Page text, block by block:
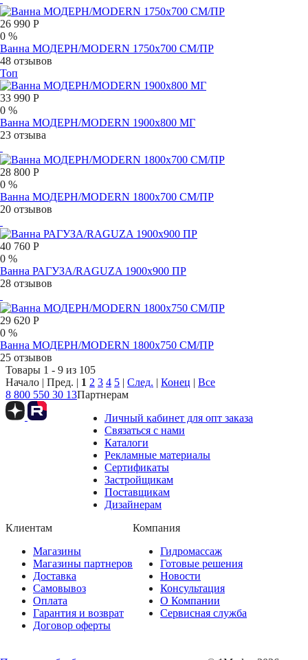
26 990 Р
0 %
Ванна МОДЕРН/MODERN 1750х700 СМ/ПР
48 отзывов
Топ
33 990 Р
0 %
Ванна МОДЕРН/MODERN 1900х800 МГ
23 отзыва
28 800 Р
0 %
Ванна МОДЕРН/MODERN 1800х700 СМ/ПР
20 отзывов
40 760 Р
0 %
Ванна РАГУЗА/RAGUZA 1900х900 ПР
28 отзывов
29 620 Р
0 %
Ванна МОДЕРН/MODERN 1800х750 СМ/ПР
25 отзывов
Товары 1 - 9 из 105
Начало | Пред. | 1 2 3 4 5 | След. | Конец | Все
8 800 550 30 13Партнерам
Личный кабинет для опт заказа
Связаться с нами
Каталоги
Рекламные материалы
Сертификаты
Застройщикам
Поставщикам
Дизайнерам
Клиентам
Магазины
Магазины партнеров
Доставка
Самовывоз
Оплата
Гарантия и возврат
Договор оферты
Компания
Гидромассаж
Готовые решения
Новости
Консультация
О Компании
Сервисная служба